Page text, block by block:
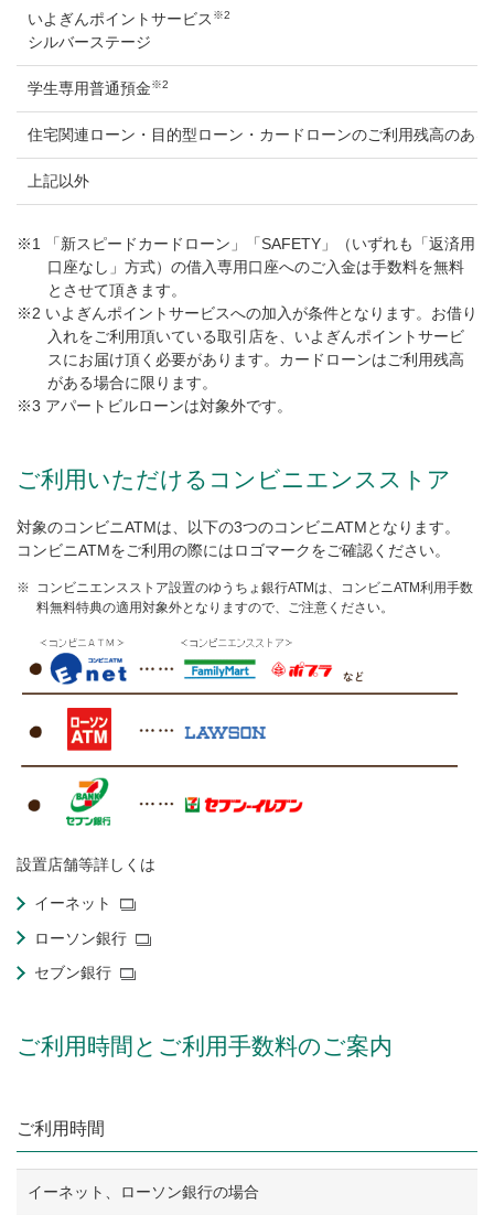
いよぎんポイントサービス ※2
シルバーステージ
学生専用普通預金※2
住宅関連ローン・目的型ローン・カードローンのご利用残高のあ
上記以外
※1 「新スピードカードローン」「SAFETY」（いずれも「返済用
口座なし」方式）の借入専用口座へのご入金は手数料を無料
とさせて頂きます。
※2 いよぎんポイントサービスへの加入が条件となります。お借り
入れをご利用頂いている取引店を、いよぎんポイントサービ
スにお届け頂く必要があります。カードローンはご利用残高
がある場合に限ります。
※3 アパートビルローンは対象外です。
ご利用いただけるコンビニエンスストア
対象のコンビニATMは、以下の3つのコンビニATMとなります。
コンビニATMをご利用の際にはロゴマークをご確認ください。
※ コンビニエンスストア設置のゆうちょ銀行ATMは、コンビニATM利用手数
料無料特典の適用対象外となりますので、ご注意ください。
設置店舗等詳しくは
イーネット
ローソン銀行
セブン銀行
ご利用時間とご利用手数料のご案内
ご利用時間
イーネット、ローソン銀行の場合